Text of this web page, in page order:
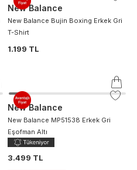
New Balance
New Balance Bujin Boxing Erkek Gri
T-Shirt
1.199 TL
New Balance
New Balance MP51538 Erkek Gri
Eşofman Altı
3.499 TL